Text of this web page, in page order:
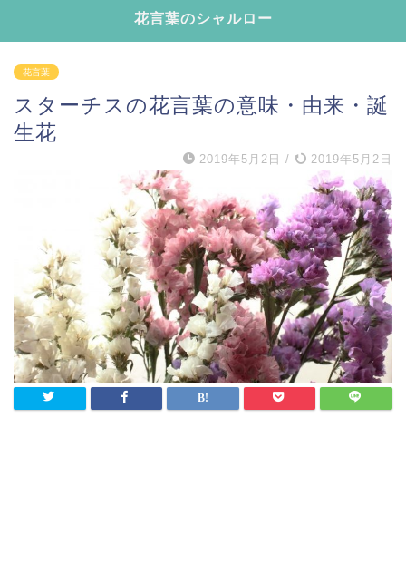
花言葉のシャルロー
花言葉
スターチスの花言葉の意味・由来・誕
生花
2019年5月2日 / 2019年5月2日